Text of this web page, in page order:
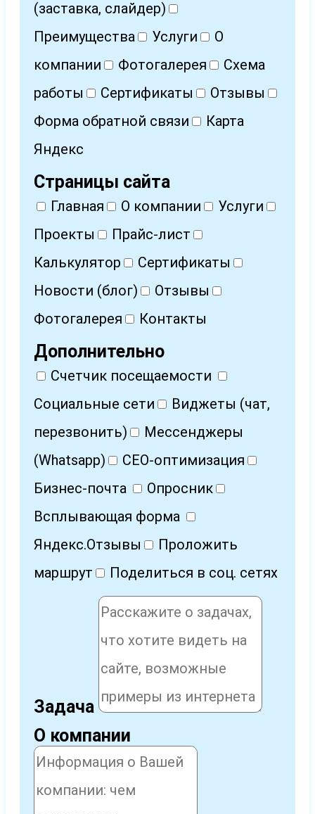
(заставка, слайдер)
Преимущества
Услуги
О
компании
Фотогалерея
Схема
работы
Сертификаты
Отзывы
Форма обратной связи
Карта
Яндекс
Страницы сайта
Главная О компании
Услуги
Проекты
Прайс-лист
Калькулятор
Сертификаты
Новости (блог)
Отзывы
Фотогалерея
Контакты
Дополнительно
Счетчик посещаемости
Социальные сети
Виджеты (чат,
перезвонить)
Мессенджеры
(Whatsapp)
СЕО-оптимизация
Бизнес-почта
Опросник
Всплывающая форма
Яндекс.Отзывы
Проложить
маршрут
Поделиться в соц. сетях
Задача
О компании